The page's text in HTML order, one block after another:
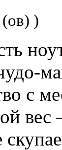
)
с
вес